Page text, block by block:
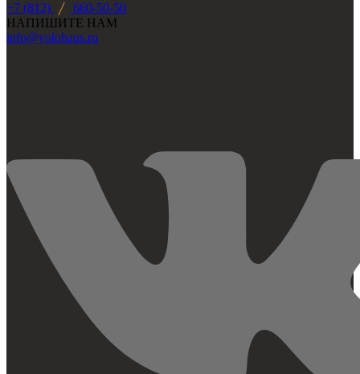
+7 (812)
660-50-50
НАПИШИТЕ НАМ
info@yolohaus.ru